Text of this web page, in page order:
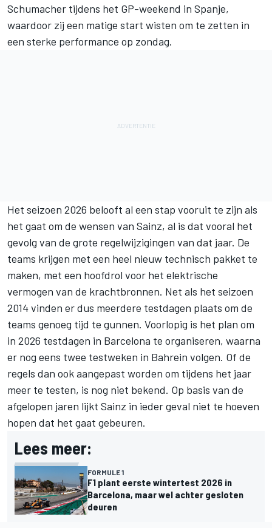
Schumacher tijdens het GP-weekend in Spanje,
waardoor zij een matige start wisten om te zetten in
een sterke performance op zondag.
Het seizoen 2026 belooft al een stap vooruit te zijn als
het gaat om de wensen van Sainz, al is dat vooral het
gevolg van de grote regelwijzigingen van dat jaar. De
teams krijgen met een heel nieuw technisch pakket te
maken, met een hoofdrol voor het elektrische
vermogen van de krachtbronnen. Net als het seizoen
2014 vinden er dus meerdere testdagen plaats om de
teams genoeg tijd te gunnen. Voorlopig is het plan om
in 2026 testdagen in Barcelona te organiseren, waarna
er nog eens twee testweken in Bahrein volgen. Of de
regels dan ook aangepast worden om tijdens het jaar
meer te testen, is nog niet bekend. Op basis van de
afgelopen jaren lijkt Sainz in ieder geval niet te hoeven
hopen dat het gaat gebeuren.
Lees meer:
FORMULE 1
F1 plant eerste wintertest 2026 in
Barcelona, maar wel achter gesloten
deuren